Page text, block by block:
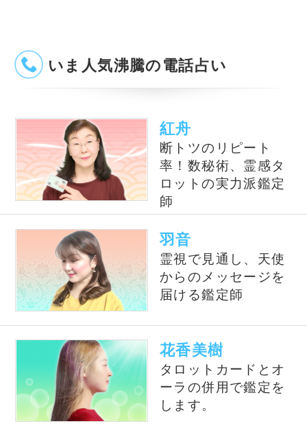
導く、話題の当たる
風水師です
独自に研究を重ねた
風水で、相談者を開
運へと導きます
オススメ占いサイト
【電話占い】電話とメール
鑑定のウラナ
占い一筋20年の実績と信
頼！電話占いシェリール